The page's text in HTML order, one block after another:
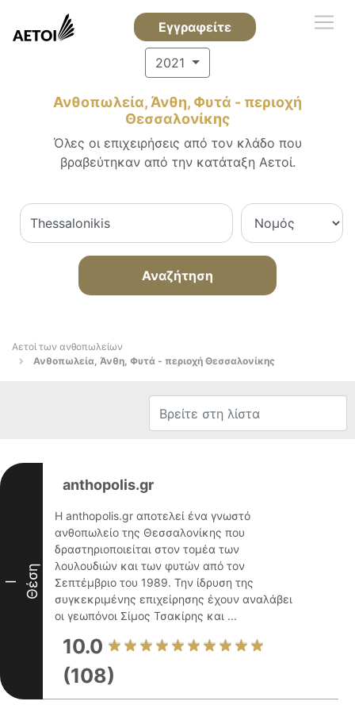
Εγγραφείτε
2021
Ανθοπωλεία, Άνθη, Φυτά - περιοχή
Θεσσαλονίκης
Όλες οι επιχειρήσεις από τον κλάδο που
βραβεύτηκαν από την κατάταξη Αετοί.
Αναζήτηση
Αετοί των ανθοπωλείων
Ανθοπωλεία, Άνθη, Φυτά - περιοχή Θεσσαλονίκης
I Θέση
anthopolis.gr
Η anthopolis.gr αποτελεί ένα γνωστό
ανθοπωλείο της Θεσσαλονίκης που
δραστηριοποιείται στον τομέα των
λουλουδιών και των φυτών από τον
Σεπτέμβριο του 1989. Την ίδρυση της
συγκεκριμένης επιχείρησης έχουν αναλάβει
οι γεωπόνοι Σίμος Τσακίρης και ...
10.0
(108)